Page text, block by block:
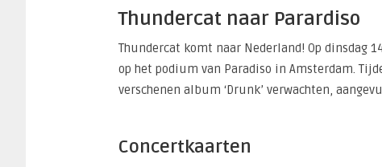
Thundercat naar Parardiso
Thundercat komt naar Nederland! Op dinsdag
op het podium van Paradiso in Amsterdam.
verschenen album ‘Drunk’ verwachten,
Concertkaarten